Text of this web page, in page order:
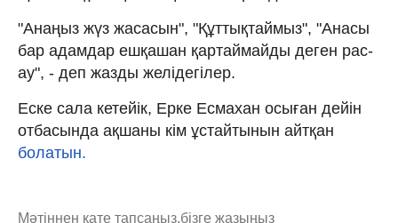
"Анаңыз жүз жасасын", "Құттықтаймыз", "Анасы
бар адамдар ешқашан қартаймайды деген рас-
ау", - деп жазды желідегілер.
Еске сала кетейік, Ерке Есмахан осыған дейін
отбасында ақшаны кім ұстайтынын айтқан
болатын.
Мәтіннен қате тапсаңыз,бізге жазыңыз